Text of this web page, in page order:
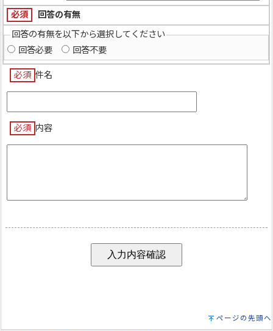
必須
回答の有無
回答の有無を以下から選択してください
回答必要
回答不要
必須 件名
必須 内容
ページの先頭へ